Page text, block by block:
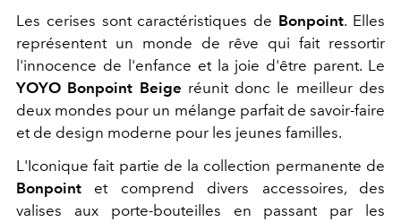
Les cerises sont caractéristiques de Bonpoint. Elles
représentent un monde de rêve qui fait ressortir
l'innocence de l'enfance et la joie d'être parent. Le
YOYO Bonpoint Beige réunit donc le meilleur des
deux mondes pour un mélange parfait de savoir-faire
et de design moderne pour les jeunes familles.
L'Iconique fait partie de la collection permanente de
Bonpoint et comprend divers accessoires, des
valises aux porte-bouteilles en passant par les